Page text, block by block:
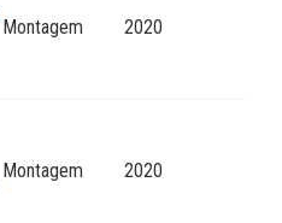
Montagem 2020
Montagem 2020